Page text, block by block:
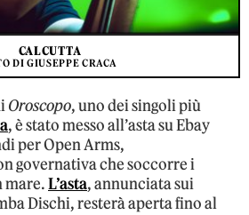
CALCUTTA
DI GIUSEPPE CRACA
Oroscopo, uno dei singoli più
, è stato messo all’asta su Ebay
per Open Arms,
governativa che soccorre i
mare.L’asta, annunciata sui
Dischi, resterà aperta fino al